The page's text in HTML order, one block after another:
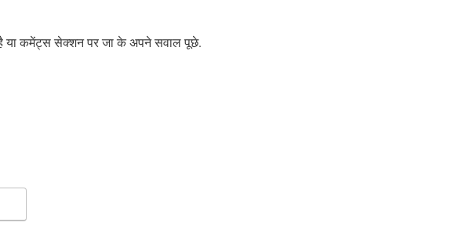
या कमेंट्स सेक्शन पर जा के अपने सवाल पूछे.